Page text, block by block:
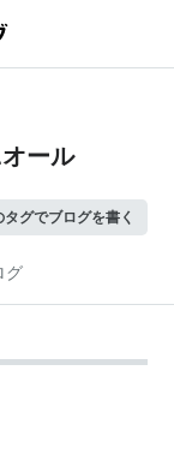
ール
タグでブログを書く
グ